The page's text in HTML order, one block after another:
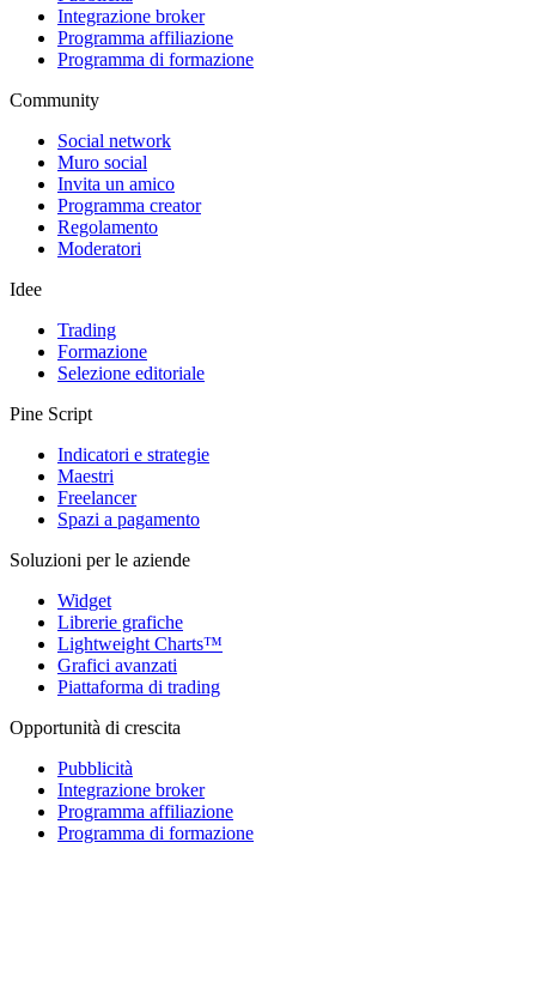
Integrazione broker
Programma affiliazione
Programma di formazione
Community
Social network
Muro social
Invita un amico
Programma creator
Regolamento
Moderatori
Idee
Trading
Formazione
Selezione editoriale
Pine Script
Indicatori e strategie
Maestri
Freelancer
Spazi a pagamento
Soluzioni per le aziende
Widget
Librerie grafiche
Lightweight Charts™
Grafici avanzati
Piattaforma di trading
Opportunità di crescita
Pubblicità
Integrazione broker
Programma affiliazione
Programma di formazione